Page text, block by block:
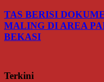
TAS BERISI
MALING DI AREA
BEKASI
Terkini